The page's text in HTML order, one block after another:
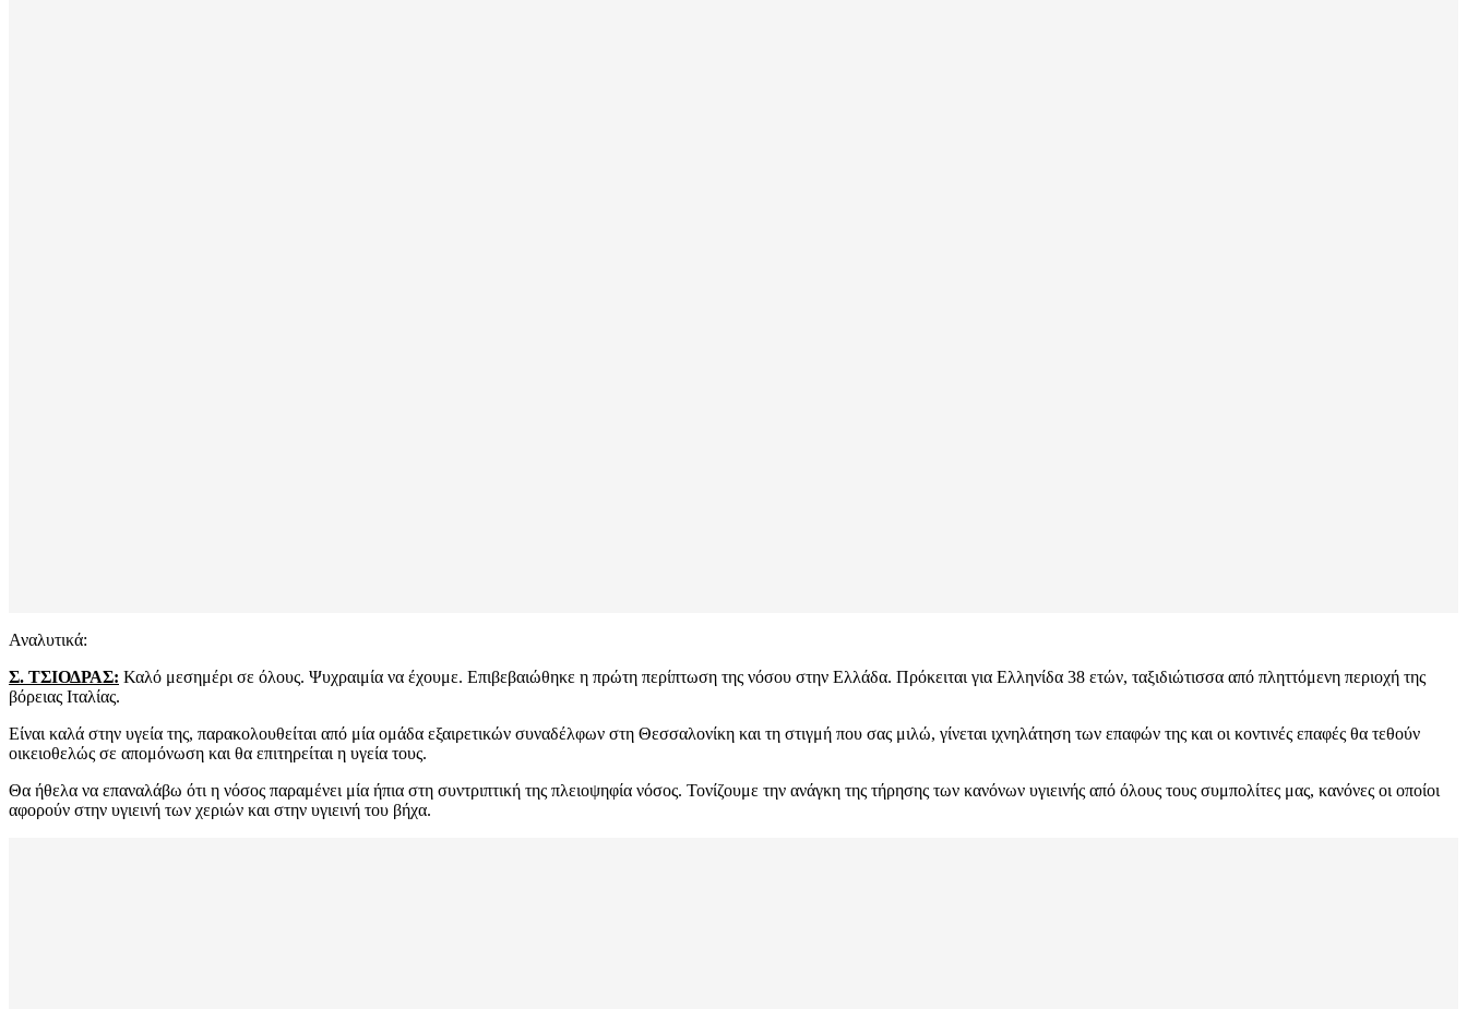
Αναλυτικά:
Σ. ΤΣΙΟΔΡΑΣ: Καλό μεσημέρι σε όλους. Ψυχραιμία να έχουμε. Επιβεβαιώθηκε η πρώτη περίπτωση της νόσου στην Ελλάδα. Πρόκειται για Ελληνίδα 38 ετών, ταξιδιώτισσα από πληττόμενη περιοχή της
βόρειας Ιταλίας.
Είναι καλά στην υγεία της, παρακολουθείται από μία ομάδα εξαιρετικών συναδέλφων στη Θεσσαλονίκη και τη στιγμή που σας μιλώ, γίνεται ιχνηλάτηση των επαφών της και οι κοντινές επαφές θα τεθούν
οικειοθελώς σε απομόνωση και θα επιτηρείται η υγεία τους.
Θα ήθελα να επαναλάβω ότι η νόσος παραμένει μία ήπια στη συντριπτική της πλειοψηφία νόσος. Τονίζουμε την ανάγκη της τήρησης των κανόνων υγιεινής από όλους τους συμπολίτες μας, κανόνες οι οποίοι
αφορούν στην υγιεινή των χεριών και στην υγιεινή του βήχα.